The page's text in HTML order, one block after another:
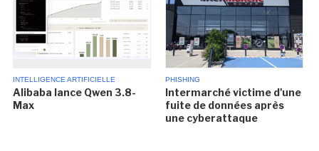
INTELLIGENCE ARTIFICIELLE
Alibaba lance Qwen 3.8-
Max
PHISHING
Intermarché victime d'une
fuite de données après
une cyberattaque